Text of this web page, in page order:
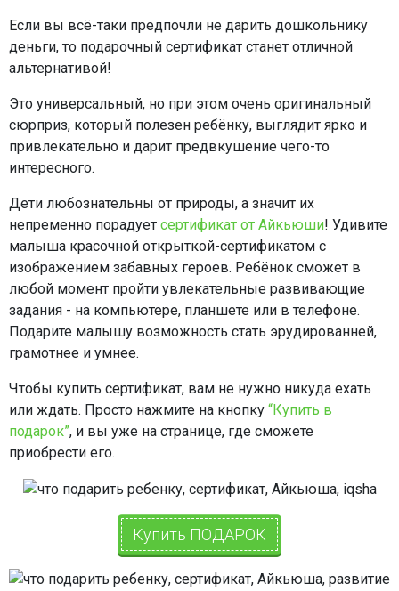
Если вы всё-таки предпочли не дарить дошкольнику
деньги, то подарочный сертификат станет отличной
альтернативой!
Это универсальный, но при этом очень оригинальный
сюрприз, который полезен ребёнку, выглядит ярко и
привлекательно и дарит предвкушение чего-то
интересного.
Дети любознательны от природы, а значит их
непременно порадует сертификат от Айкьюши! Удивите
малыша красочной открыткой-сертификатом с
изображением забавных героев. Ребёнок сможет в
любой момент пройти увлекательные развивающие
задания - на компьютере, планшете или в телефоне.
Подарите малышу возможность стать эрудированней,
грамотнее и умнее.
Чтобы купить сертификат, вам не нужно никуда ехать
или ждать. Просто нажмите на кнопку “Купить в
подарок”, и вы уже на странице, где сможете
приобрести его.
Купить ПОДАРОК